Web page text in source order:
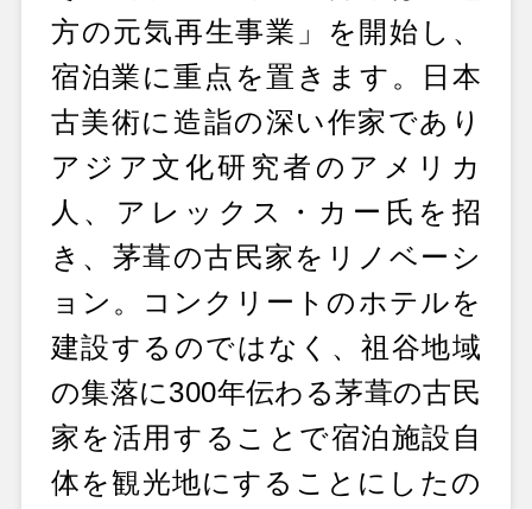
方の元気再生事業」を開始し、
宿泊業に重点を置きます。日本
古美術に造詣の深い作家であり
アジア文化研究者のアメリカ
人、アレックス・カー氏を招
き、茅葺の古民家をリノベーシ
ョン。コンクリートのホテルを
建設するのではなく、祖谷地域
の集落に300年伝わる茅葺の古民
家を活用することで宿泊施設自
体を観光地にすることにしたの